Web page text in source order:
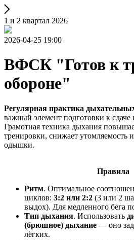
1 и 2 квартал 2026
2026-04-25 19:00
ВФСК "Готов к
обороне"
Регулярная практика
важный элемент подготовки к
Грамотная техника дыхания
тренировки, снижает утомляемость
одышки.
Правила
Ритм. Оптимальное
циклов: 3:2 или 2:2 (3 или 2
выдох). Для медленного бега
Тип дыхания. Использовать
(брюшное) дыхание — оно
лёгких.